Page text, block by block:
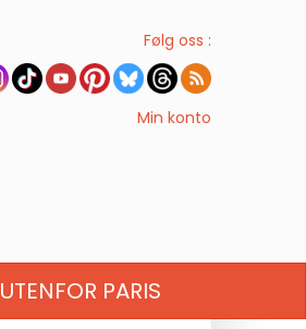
Følg oss :
Min konto
UTENFOR PARIS